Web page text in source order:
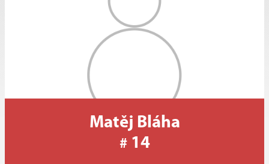
Matěj Bláha
# 14